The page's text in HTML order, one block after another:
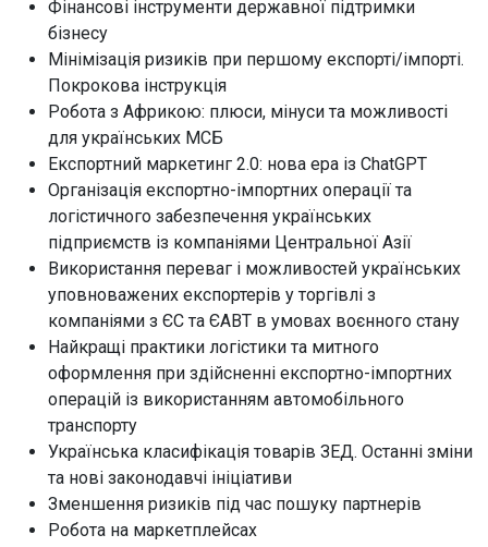
Фінансові інструменти державної підтримки
бізнесу
Мінімізація ризиків при першому експорті/імпорті.
Покрокова інструкція
Робота з Африкою: плюси, мінуси та можливості
для українських МСБ
Експортний маркетинг 2.0: нова ера із ChatGPT
Організація експортно-імпортних операції та
логістичного забезпечення українських
підприємств із компаніями Центральної Азії
Використання переваг і можливостей українських
уповноважених експортерів у торгівлі з
компаніями з ЄС та ЄАВТ в умовах воєнного стану
Найкращі практики логістики та митного
оформлення при здійсненні експортно-імпортних
операцій із використанням автомобільного
транспорту
Українська класифікація товарів ЗЕД. Останні зміни
та нові законодавчі ініціативи
Зменшення ризиків під час пошуку партнерів
Робота на маркетплейсах